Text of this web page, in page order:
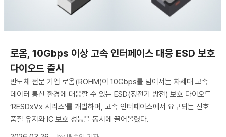
로옴, 10Gbps 이상 고속 인터페이스 대응 ESD 보호
다이오드 출시
반도체 전문 기업 로옴(ROHM)이 10Gbps를 넘어서는 차세대 고속
데이터 통신 환경에 대응할 수 있는 ESD(정전기 방전) 보호 다이오드
‘RESDxVx 시리즈’를 개발하며, 고속 인터페이스에서 요구되는 신호
품질 유지와 IC 보호 성능을 동시에 끌어올렸다.